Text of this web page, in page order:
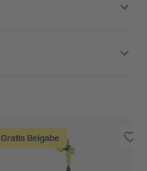
Gratis Beigabe